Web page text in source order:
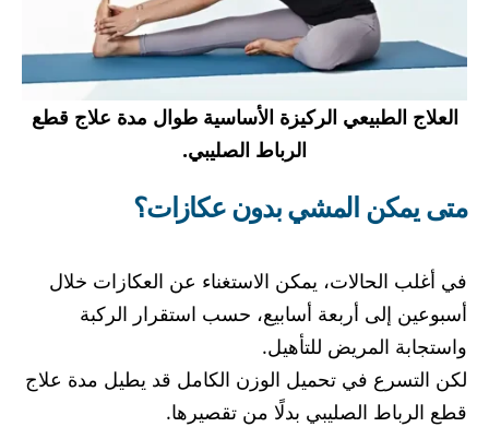
العلاج الطبيعي الركيزة الأساسية طوال مدة علاج قطع
الرباط الصليبي.
متى يمكن المشي بدون عكازات؟
في أغلب الحالات، يمكن الاستغناء عن العكازات خلال
أسبوعين إلى أربعة أسابيع، حسب استقرار الركبة
واستجابة المريض للتأهيل.
لكن التسرع في تحميل الوزن الكامل قد يطيل مدة علاج
قطع الرباط الصليبي بدلًا من تقصيرها.